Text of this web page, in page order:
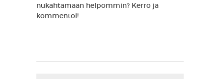
nukahtamaan helpommin? Kerro ja
kommentoi!